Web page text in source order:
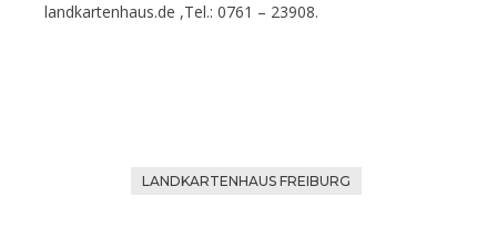
landkartenhaus.de ,Tel.: 0761 – 23908.
LANDKARTENHAUS FREIBURG